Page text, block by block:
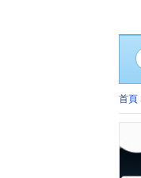
首頁